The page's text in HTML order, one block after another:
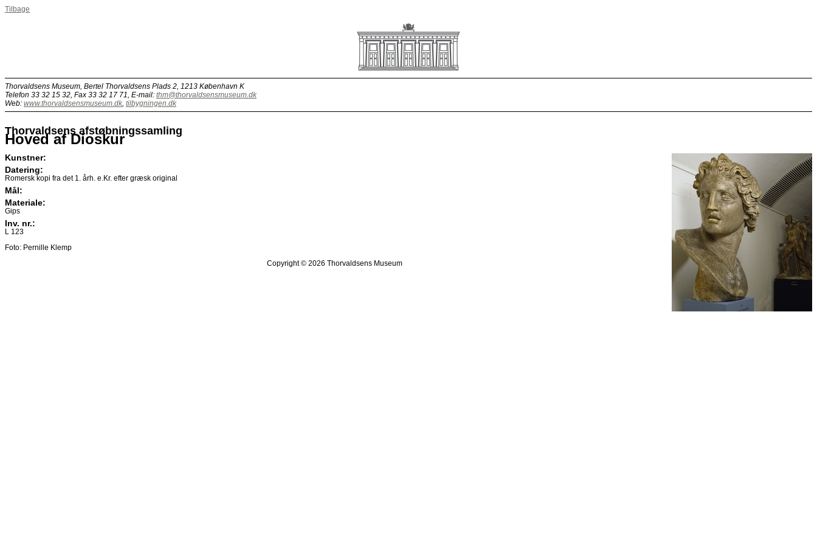
Tilbage
Thorvaldsens Museum, Bertel Thorvaldsens Plads 2, 1213 København K
Telefon 33 32 15 32, Fax 33 32 17 71, E-mail: thm@thorvaldsensmuseum.dk
Web: www.thorvaldsensmuseum.dk, tilbygningen.dk
Thorvaldsens afstøbningssamling
Hoved af Dioskur
Kunstner
Datering
Romersk kopi fra det 1. årh. e.Kr. efter græsk original
Mål
Materiale
Gips
Inv. nr.
L 123
Foto: Pernille Klemp
Copyright © 2026 Thorvaldsens Museum